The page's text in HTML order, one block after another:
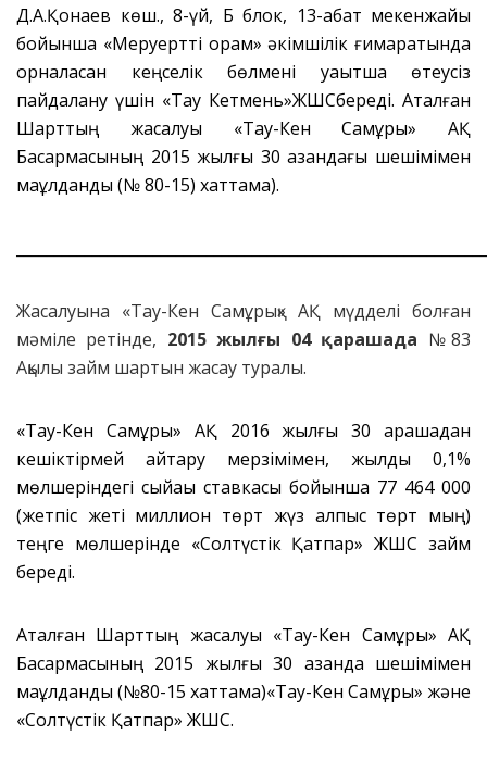
Д.А.Қонаев көш., 8-үй, Б блок, 13-қабат мекенжайы
бойынша «Меруертті орам» әкімшілік ғимаратында
орналасқан кеңселік бөлмені уақытша өтеусіз
пайдалану үшін «Тау Кетмень»ЖШСбереді. Аталған
Шарттың жасалуы «Тау-Кен Самұрық» АҚ
Басқармасының 2015 жылғы 30 қазандағы шешімімен
мақұлданды (№ 80-15) хаттама).
Жасалуына «Тау-Кен Самұрық» АҚ мүдделі болған
мәміле ретінде, 2015 жылғы 04 қарашада №83
Ақылы займ шартын жасау туралы.
«Тау-Кен Самұрық» АҚ 2016 жылғы 30 қарашадан
кешіктірмей қайтару мерзімімен, жылдық 0,1%
мөлшеріндегі сыйақы ставкасы бойынша 77 464 000
(жетпіс жеті миллион төрт жүз алпыс төрт мың)
теңге мөлшерінде «Солтүстік Қатпар» ЖШС займ
береді.
Аталған Шарттың жасалуы «Тау-Кен Самұрық» АҚ
Басқармасының 2015 жылғы 30 қазанда шешімімен
мақұлданды (№80-15 хаттама)«Тау-Кен Самұрық» және
«Солтүстік Қатпар» ЖШС.